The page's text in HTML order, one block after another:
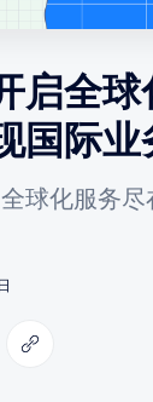
启全
国际业
球化服务尽